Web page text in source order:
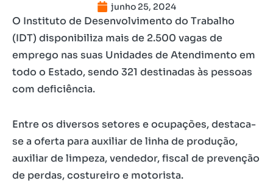
junho 25, 2024
O Instituto de Desenvolvimento do Trabalho
(IDT) disponibiliza mais de 2.500 vagas de
emprego nas suas Unidades de Atendimento em
todo o Estado, sendo 321 destinadas às pessoas
com deficiência.
Entre os diversos setores e ocupações, destaca-
se a oferta para auxiliar de linha de produção,
auxiliar de limpeza, vendedor, fiscal de prevenção
de perdas, costureiro e motorista.